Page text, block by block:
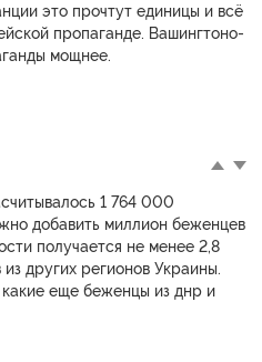
это прочтут единицы и всё
пропаганде. Вашингтоно-
мощнее.
1 764 000
добавить миллион беженцев
получается не менее 2,8
других регионов Украины.
какие еще беженцы из днр и